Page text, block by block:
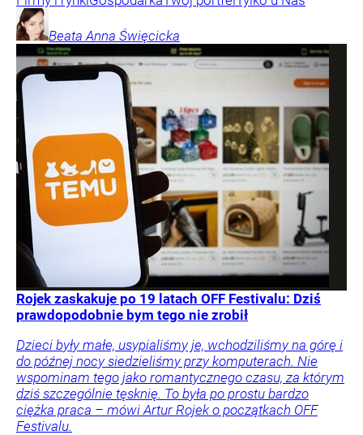
Beata Anna Święcicka
Rojek zaskakuje po 19 latach OFF Festivalu: Dziś
prawdopodobnie bym tego nie zrobił
Dzieci były małe, usypialiśmy je, wchodziliśmy na górę i
do późnej nocy siedzieliśmy przy komputerach. Nie
wspominam tego jako romantycznego czasu, za którym
dziś szczególnie tęsknię. To była po prostu bardzo
ciężka praca – mówi Artur Rojek o początkach OFF
Festivalu.